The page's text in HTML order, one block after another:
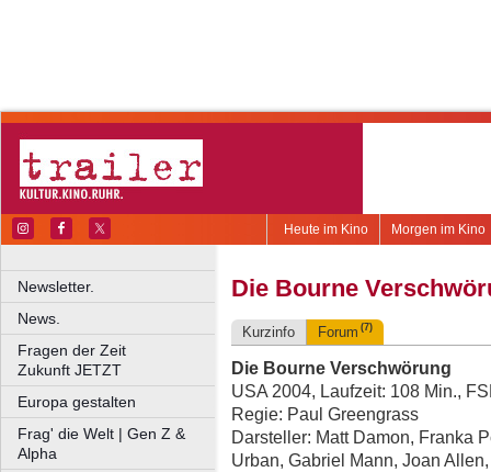
Morgen im Kino
Heute im Kino
Newsletter.
News.
Fragen der Zeit
Zukunft JETZT
Europa gestalten
Frag' die Welt | Gen Z &
Alpha
Die Bourne
Kurzinfo Forum (7)
Die Bourne Verschwörung
USA 2004, Laufzeit: 108 Min.,
Regie: Paul Greengrass
Darsteller: Matt Damon, Franka
Urban, Gabriel Mann, Joan